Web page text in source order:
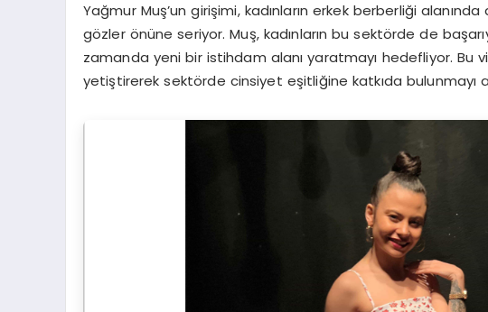
Yağmur Muş’un girişimi, kadınların erkek berberliği
gözler önüne seriyor. Muş, kadınların bu sektörde de
zamanda yeni bir istihdam alanı yaratmayı hedefliyor. Bu
yetiştirerek sektörde cinsiyet eşitliğine katkıda bulunmayı